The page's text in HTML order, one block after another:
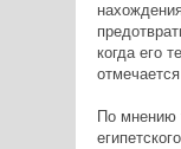
когда его
По мнению